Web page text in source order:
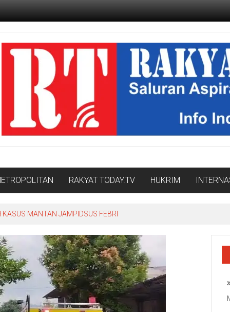
RAKYAT TODAY.TV HUKRIM
MANTAN JAMPIDSUS FEBRI